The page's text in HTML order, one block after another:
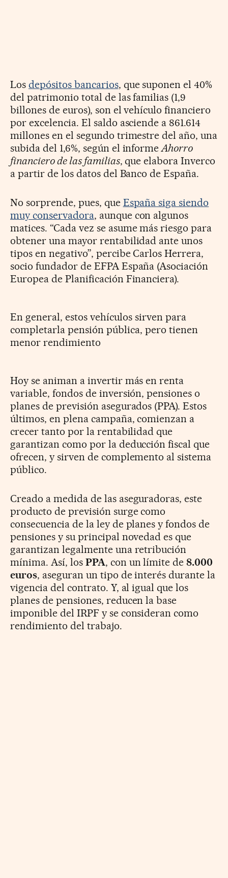
Los depósitos bancarios, que suponen el 40%
del patrimonio total de las familias (1,9
billones de euros), son el vehículo financiero
por excelencia. El saldo asciende a 861.614
millones en el segundo trimestre del año, una
subida del 1,6%, según el informeAhorro
financiero de las familias, que elabora Inverco
a partir de los datos del Banco de España.
No sorprende, pues, que España siga siendo
muy conservadora, aunque con algunos
matices. “Cada vez se asume más riesgo para
obtener una mayor rentabilidad ante unos
tipos en negativo”, percibe Carlos Herrera,
socio fundador de EFPA España (Asociación
Europea de Planificación Financiera).
En general, estos vehículos sirven para
completarla pensión pública, pero tienen
menor rendimiento
Hoy se animan a invertir más en renta
variable, fondos de inversión, pensiones o
planes de previsión asegurados (PPA). Estos
últimos, en plena campaña, comienzan a
crecer tanto por la rentabilidad que
garantizan como por la deducción fiscal que
ofrecen, y sirven de complemento al sistema
público.
Creado a medida de las aseguradoras, este
producto de previsión surge como
consecuencia de la ley de planes y fondos de
pensiones y su principal novedad es que
garantizan legalmente una retribución
mínima. Así, los PPA, con un límite de8.000
euros, aseguran un tipo de interés durante la
vigencia del contrato. Y, al igual que los
planes de pensiones, reducen la base
imponible del IRPF y se consideran como
rendimiento del trabajo.